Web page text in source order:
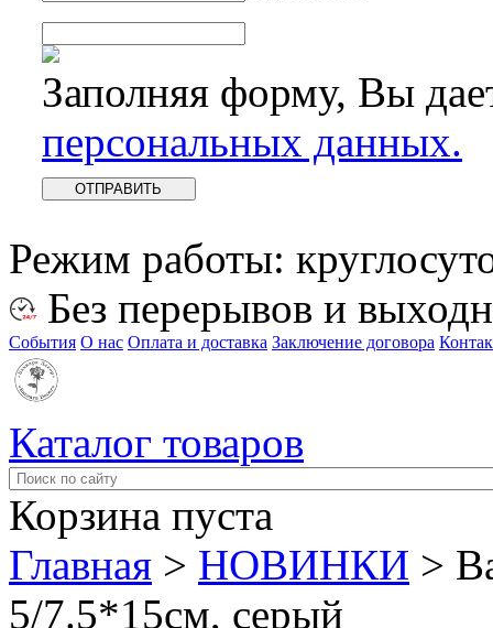
Заполняя форму, Вы
персональных данных.
Режим работы:
Без перерывов и
События О нас Оплата и доставка Заключение договора
Каталог товаров
Корзина пуста
Главная > НОВИНКИ >
5/7.5*15см, серый